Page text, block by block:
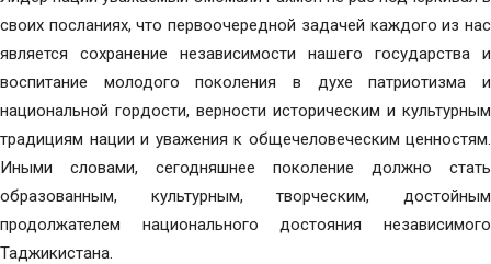
своих посланиях, что первоочередной задачей каждого из нас
является сохранение независимости нашего государства и
воспитание молодого поколения в духе патриотизма и
национальной гордости, верности историческим и культурным
традициям нации и уважения к общечеловеческим ценностям.
Иными словами, сегодняшнее поколение должно стать
образованным, культурным, творческим, достойным
продолжателем национального достояния независимого
Таджикистана.